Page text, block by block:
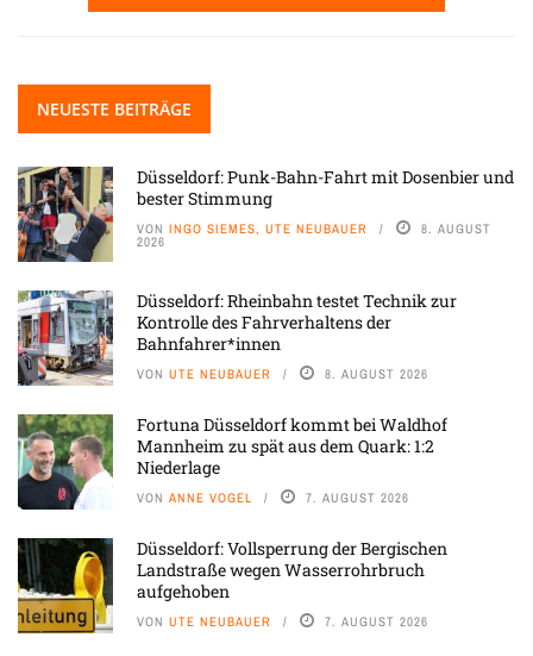
NEUESTE BEITRÄGE
Düsseldorf: Punk-Bahn-Fahrt mit Dosenbier und
bester Stimmung
VON INGO SIEMES, UTE NEUBAUER 8. AUGUST
2026
Düsseldorf: Rheinbahn testet Technik zur
Kontrolle des Fahrverhaltens der
Bahnfahrer*innen
VON UTE NEUBAUER 8. AUGUST 2026
Fortuna Düsseldorf kommt bei Waldhof
Mannheim zu spät aus dem Quark: 1:2
Niederlage
VON ANNE VOGEL 7. AUGUST 2026
Düsseldorf: Vollsperrung der Bergischen
Landstraße wegen Wasserrohrbruch
aufgehoben
VON UTE NEUBAUER 7. AUGUST 2026